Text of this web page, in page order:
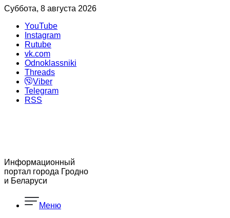
Суббота, 8 августа 2026
YouTube
Instagram
Rutube
vk.com
Odnoklassniki
Threads
Viber
Telegram
RSS
Информационный
портал города Гродно
и Беларуси
Меню